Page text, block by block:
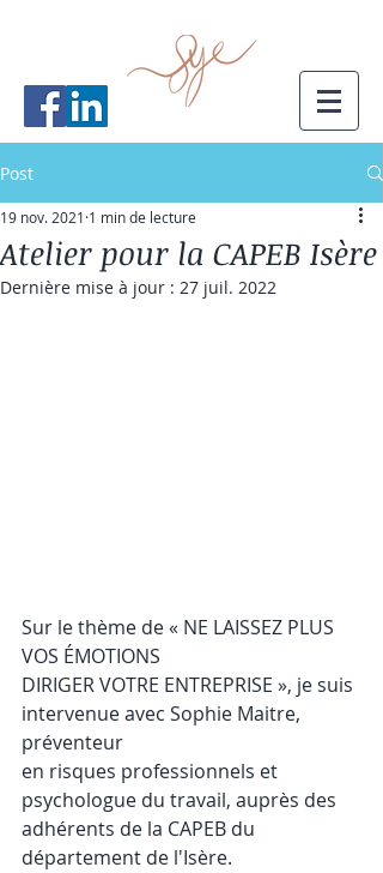
Post
Atelier pour la CAPEB Isère
19 nov. 2021 1 min de lecture
Dernière mise à jour : 27 juil. 2022
Sur le thème de « NE LAISSEZ PLUS
VOS ÉMOTIONS
DIRIGER VOTRE ENTREPRISE », je suis
intervenue avec Sophie Maitre,
préventeur
en risques professionnels et
psychologue du travail, auprès des
adhérents de la CAPEB du
département de l'Isère.